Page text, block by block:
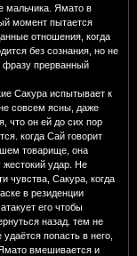
мальчика. Ямато в
момент пытается
отношения, когда
без сознания, но не
фразу прерванный
Сакура испытывает к
совсем ясны, даже
что он ей до сих пор
когда Сай говорит
товарище, она
жестокий удар. Не
чувства, Сакура, когда
в резиденции
его чтобы
назад. тем не
попасть в него,
вмешивается и